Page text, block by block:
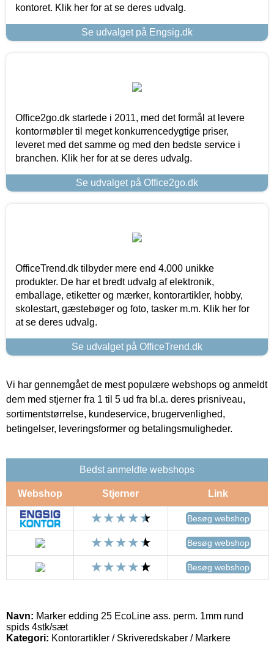
kontoret. Klik her for at se deres udvalg.
Se udvalget på Engsig.dk
Office2go.dk startede i 2011, med det formål at levere
kontormøbler til meget konkurrencedygtige priser,
leveret med det samme og med den bedste service i
branchen. Klik her for at se deres udvalg.
Se udvalget på Office2go.dk
OfficeTrend.dk tilbyder mere end 4.000 unikke
produkter. De har et bredt udvalg af elektronik,
emballage, etiketter og mærker, kontorartikler, hobby,
skolestart, gæstebøger og foto, tasker m.m. Klik her for
at se deres udvalg.
Se udvalget på OfficeTrend.dk
Vi har gennemgået de mest populære webshops og anmeldt
dem med stjerner fra 1 til 5 ud fra bl.a. deres prisniveau,
sortimentstørrelse, kundeservice, brugervenlighed,
betingelser, leveringsformer og betalingsmuligheder.
Bedst anmeldte webshops
Webshop Stjerner Link
Besøg webshop
Besøg webshop
Besøg webshop
Navn: Marker edding 25 EcoLine ass. perm. 1mm rund
spids 4stk/sæt
Kategori: Kontorartikler / Skriveredskaber / Markere